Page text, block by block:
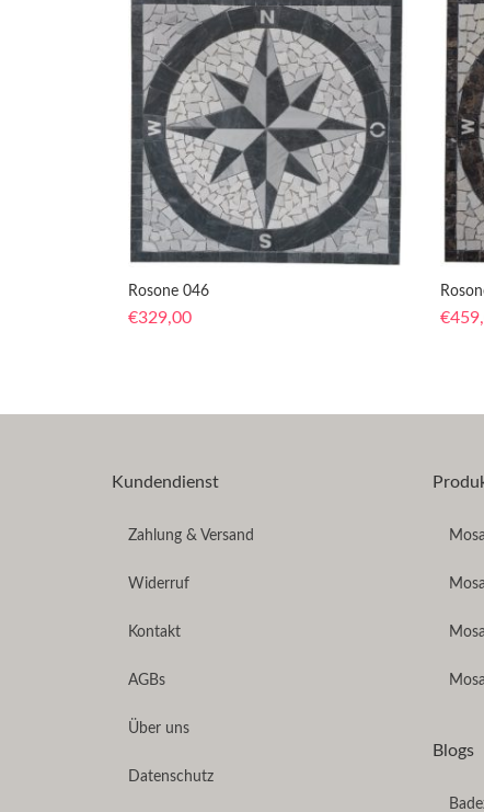
Rosone 046
€329,00 €
Kundendienst
Zahlung & Versand
Widerruf
Kontakt
AGBs
Über uns
Datenschutz
Blogs